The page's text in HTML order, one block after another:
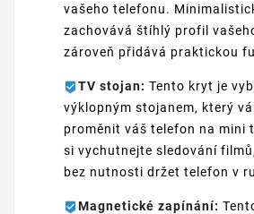
vašeho telefonu.
zachovává štíhlý profil
zároveň přidává praktickou
TV stojan: Tento kryt je
výklopným stojanem, který
proměnit váš telefon na mini
si vychutnejte sledování
bez nutnosti držet telefon v
Magnetické zapínání: